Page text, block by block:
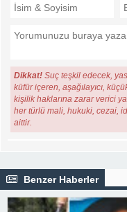
Dikkat! Suç teşkil edecek,
küfür içeren, aşağılayıcı,
kişilik haklarına zarar verici
her türlü mali, hukuki, cezai,
aittir.
Benzer Haberler